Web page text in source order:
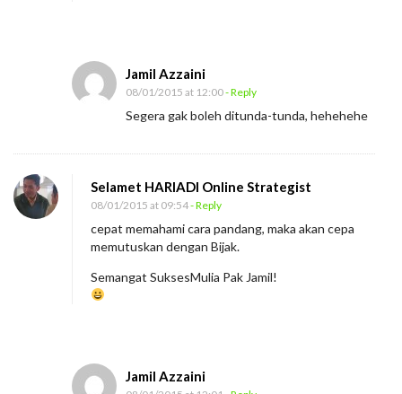
Jamil Azzaini
08/01/2015 at 12:00- Reply
Segera gak boleh ditunda-tunda, hehehehe
Selamet HARIADI Online Strategist
08/01/2015 at 09:54- Reply
cepat memahami cara pandang, maka akan cepa
memutuskan dengan Bijak.
Semangat SuksesMulia Pak Jamil!
Jamil Azzaini